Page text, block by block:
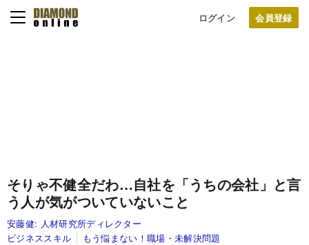
ログイン
そりゃ不健全だわ…自社を「うちの会社」と言
う人が気がついていないこと
安藤健: 人材研究所ディレクター
ビジネススキル
もう悩まない！職場・未解決問題